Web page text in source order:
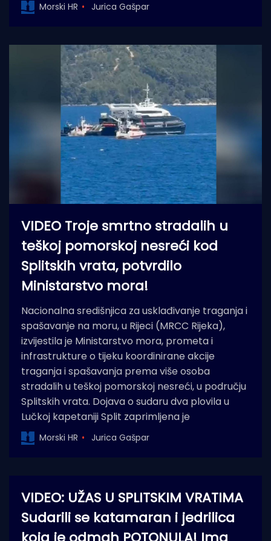
Morski HR Jurica Gašpar
VIDEO Troje smrtno stradalih u
teškoj pomorskoj nesreći kod
Splitskih vrata, potvrdilo
Ministarstvo mora!
Nacionalna središnjica za usklađivanje traganja i
spašavanje na moru, u Rijeci (MRCC Rijeka),
izvijestila je Ministarstvo mora, prometa i
infrastrukture o tijeku koordinirane akcije
traganja i spašavanja prema više osoba
stradalih u teškoj pomorskoj nesreći, u području
Splitskih vrata. Dojava o sudaru dva plovila u
Lučkoj kapetaniji Split zaprimljena je
Morski HR Jurica Gašpar
VIDEO: UŽAS U SPLITSKIM VRATIMA
Sudarili se katamaran i jedrilica